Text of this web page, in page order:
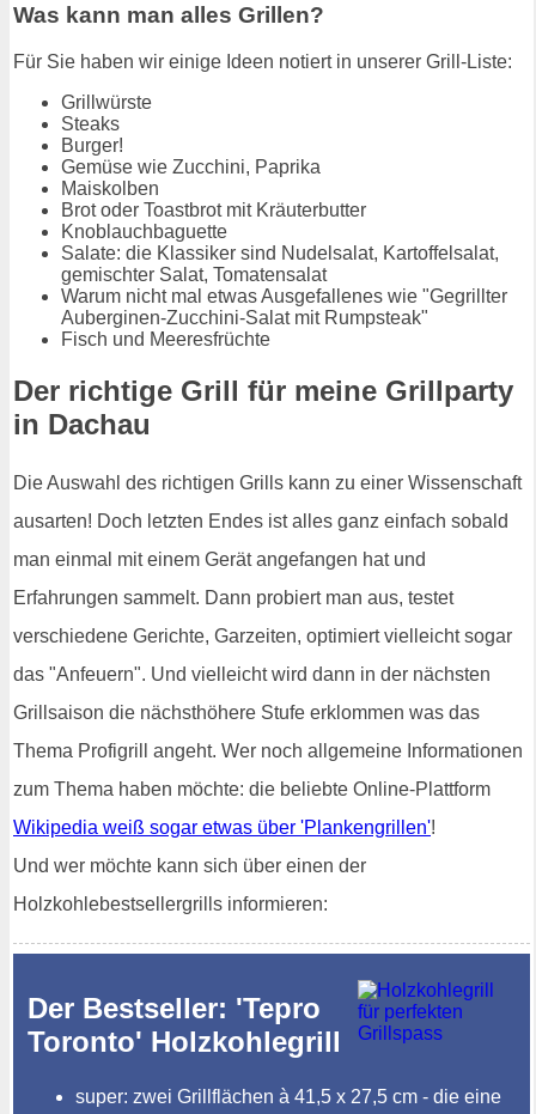
Was kann man alles Grillen?
Für Sie haben wir einige Ideen notiert in unserer Grill-Liste:
Grillwürste
Steaks
Burger!
Gemüse wie Zucchini, Paprika
Maiskolben
Brot oder Toastbrot mit Kräuterbutter
Knoblauchbaguette
Salate: die Klassiker sind Nudelsalat, Kartoffelsalat,
gemischter Salat, Tomatensalat
Warum nicht mal etwas Ausgefallenes wie "Gegrillter
Auberginen-Zucchini-Salat mit Rumpsteak"
Fisch und Meeresfrüchte
Der richtige Grill für meine Grillparty
in Dachau
Die Auswahl des richtigen Grills kann zu einer Wissenschaft
ausarten! Doch letzten Endes ist alles ganz einfach sobald
man einmal mit einem Gerät angefangen hat und
Erfahrungen sammelt. Dann probiert man aus, testet
verschiedene Gerichte, Garzeiten, optimiert vielleicht sogar
das "Anfeuern". Und vielleicht wird dann in der nächsten
Grillsaison die nächsthöhere Stufe erklommen was das
Thema Profigrill angeht. Wer noch allgemeine Informationen
zum Thema haben möchte: die beliebte Online-Plattform
Wikipedia weiß sogar etwas über 'Plankengrillen'!
Und wer möchte kann sich über einen der
Holzkohlebestsellergrills informieren:
Der Bestseller: 'Tepro
Toronto' Holzkohlegrill
super: zwei Grillflächen à 41,5 x 27,5 cm - die eine